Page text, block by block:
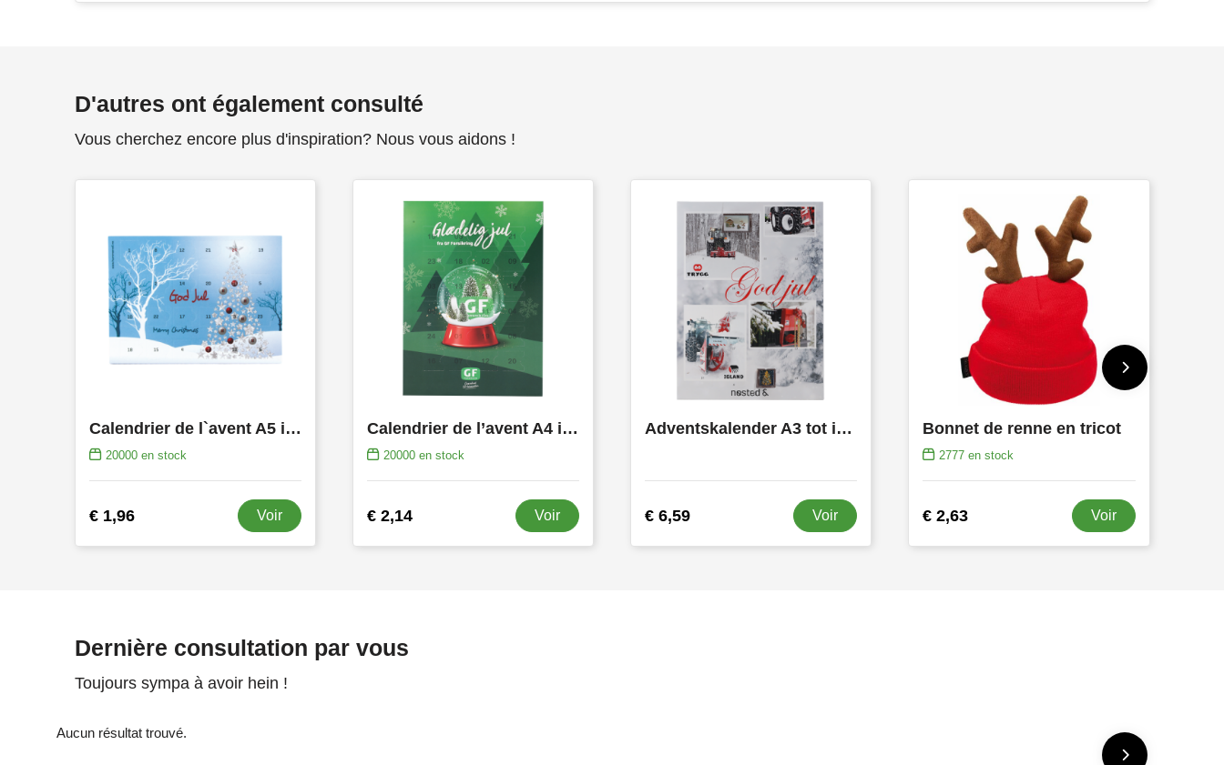
D'autres ont également consulté
Vous cherchez encore plus d'inspiration? Nous vous aidons !
Calendrier de l`avent A5 impression jusqu’en quadri
20000en stock
€ 1,96 Voir
Calendrier de l’avent A4 impression jusqu’en quadri
20000en stock
€ 2,14 Voir
Adventskalender A3 tot in full colour bedrukt + chocolaatjes met bedrukte sleeve
€ 6,59 Voir
Bonnet de renne en tricot
2777 en stock
€ 2,63 Voir
Dernière consultation par vous
Toujours sympa à avoir hein !
Aucun résultat trouvé.